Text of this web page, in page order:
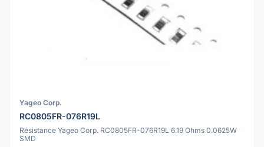
Yageo Corp.
RC0805FR-076R19L
Résistance Yageo Corp. RC0805FR-076R19L 6.19 Ohms 0.0625W
SMD